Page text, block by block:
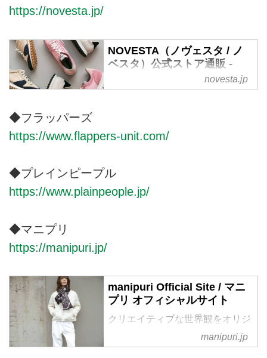
https://novesta.jp/
NOVESTA（ノヴェスタ / ノ
ベスタ）公式ストア通販 -
NOVESTA JAPAN OFFICIAL
STORE
アブランド「NOVESTA（ノヴェ
バキアのスニーカー。
novesta.jp
◆フラッパーズ
https://www.flappers-unit.com/
◆プレインピープル
https://www.plainpeople.jp/
◆マニプリ
https://manipuri.jp/
manipuri Official Site / マニ
プリ オフィシャルサイト
クリエイティブな世界観をオリジ
ナルのプリントで表現し、世界へ
発信するブランド manipuri / マニ
manipuri.jp